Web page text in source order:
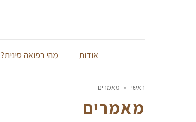
אודות מהי רפואה סינית?
ראשי » מאמרים
מאמרים